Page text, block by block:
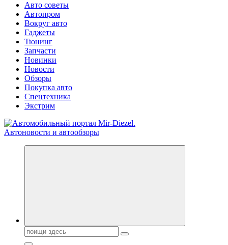
Авто советы
Автопром
Вокруг авто
Гаджеты
Тюнинг
Запчасти
Новинки
Новости
Обзоры
Покупка авто
Спецтехника
Экстрим
Справочник автомобилиста. Обзор новинок популярных
Поиск: